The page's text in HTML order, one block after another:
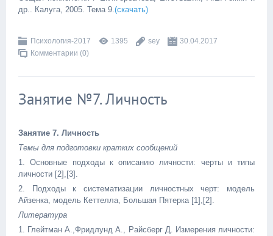
др.. Калуга, 2005. Тема 9.(скачать)
Психология-2017 1395 sey
30.04.2017
Комментарии (0)
Занятие №7. Личность
Занятие 7. Личность
Темы для подготовки кратких сообщений
1. Основные подходы к описанию личности: черты и типы
личности [2],[3].
2. Подходы к систематизации личностных черт: модель
Айзенка, модель Кеттелла, Большая Пятерка [1],[2].
Литература
1. Глейтман А.,Фридлунд А., Райсберг Д. Измерения личности: